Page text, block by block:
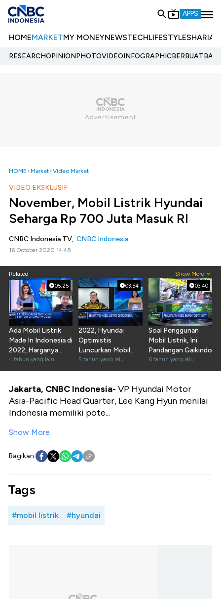
APPS
HOMEMARKETMY MONEYNEWSTECHLIFESTYLESHARIA
RESEARCHOPINIONPHOTOVIDEOINFOGRAPHIC
HOME Market Video Market
VIDEO EKSKLUSIF
November, Mobil Listrik Hyundai
Seharga Rp 700 Juta Masuk RI
CNBC Indonesia TV, CNBC Indonesia
16 October 2020 14:48
Related Show More
05:25
Ada Mobil Listrik
Made In Indonesia di
2022, Harganya
Segini!
4 tahun yang lalu
03:54
2022, Hyundai
Optimistis
Luncurkan Mobil
Listrik Produksi RI
5 tahun yang lalu
03:40
Soal Penggunan
Mobil Listrik, Ini
Pandangan Gaikindo
6 tahun yang lalu
Jakarta, CNBC Indonesia- VP Hyundai Motor
Asia-Pacific Head Quarter, Lee Kang Hyun menilai
Indonesia memiliki pote...
Show More
Bagikan:
Tags
#mobil listrik #hyundai